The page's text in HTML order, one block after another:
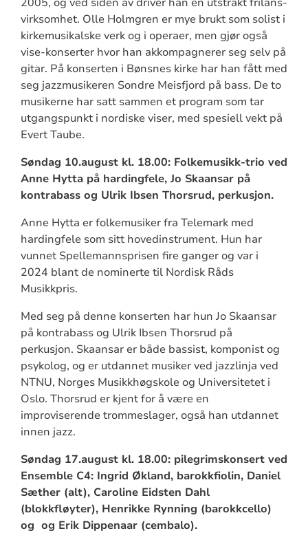
virksomhet. Olle Holmgren er mye brukt som solist i
kirkemusikalske verk og i operaer, men gjør også
vise-konserter hvor han akkompagnerer seg selv på
gitar. På konserten i Bønsnes kirke har han fått med
seg jazzmusikeren Sondre Meisfjord på bass. De to
musikerne har satt sammen et program som tar
utgangspunkt i nordiske viser, med spesiell vekt på
Evert Taube.
Søndag 10.august kl. 18.00: Folkemusikk-trio ved
Anne Hytta på hardingfele, Jo Skaansar på
kontrabass og Ulrik Ibsen Thorsrud, perkusjon.
Anne Hytta er folkemusiker fra Telemark med
hardingfele som sitt hovedinstrument. Hun har
vunnet Spellemannsprisen fire ganger og var i
2024 blant de nominerte til Nordisk Råds
Musikkpris.
Med seg på denne konserten har hun Jo Skaansar
på kontrabass og Ulrik Ibsen Thorsrud på
perkusjon. Skaansar er både bassist, komponist og
psykolog, og er utdannet musiker ved jazzlinja ved
NTNU, Norges Musikkhøgskole og Universitetet i
Oslo. Thorsrud er kjent for å være en
improviserende trommeslager, også han utdannet
innen jazz.
Søndag 17.august kl. 18.00: pilegrimskonsert ved
Ensemble C4: Ingrid Økland, barokkfiolin, Daniel
Sæther (alt), Caroline Eidsten Dahl
(blokkfløyter), Henrikke Rynning (barokkcello)
og og Erik Dippenaar (cembalo).